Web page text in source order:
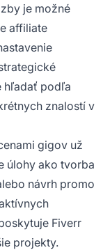
je možné
affiliate
hľadať podľa
znalostí v
gigov už
úlohy ako tvorba
návrh promo
Fiverr
projekty.